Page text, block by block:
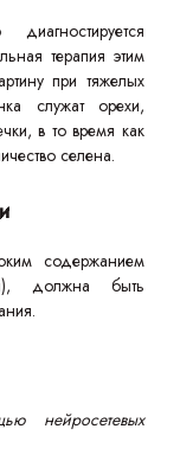
терапия этим
при тяжелых
служат орехи,
в то время как
селена.
содержанием
должна быть
нейросетевых